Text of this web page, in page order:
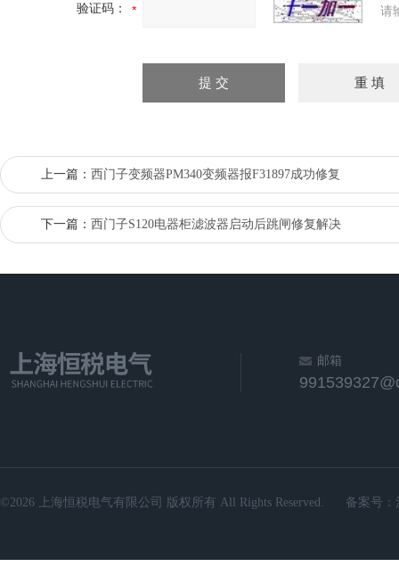
验证码： 请
上一篇： 西门子变频器PM340变频器报F31897成功修复
下一篇： 西门子S120电器柜滤波器启动后跳闸修复解决
邮箱
©2026 上海恒税电气有限公司 版权所有 All Rights Reserved. 备案号：